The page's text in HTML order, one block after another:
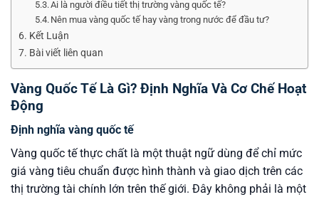
Ai là người điều tiết thị trường vàng quốc tế?
Nên mua vàng quốc tế hay vàng trong nước để đầu tư?
Kết Luận
Bài viết liên quan
Vàng Quốc Tế Là Gì? Định Nghĩa Và Cơ Chế Hoạt
Động
Định nghĩa vàng quốc tế
Vàng quốc tế thực chất là một thuật ngữ dùng để chỉ mức
giá vàng tiêu chuẩn được hình thành và giao dịch trên các
thị trường tài chính lớn trên thế giới. Đây không phải là một